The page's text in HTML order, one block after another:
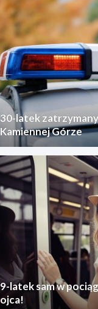
30-latek
Kamiennej Górze
9-latek sam w
ojca!